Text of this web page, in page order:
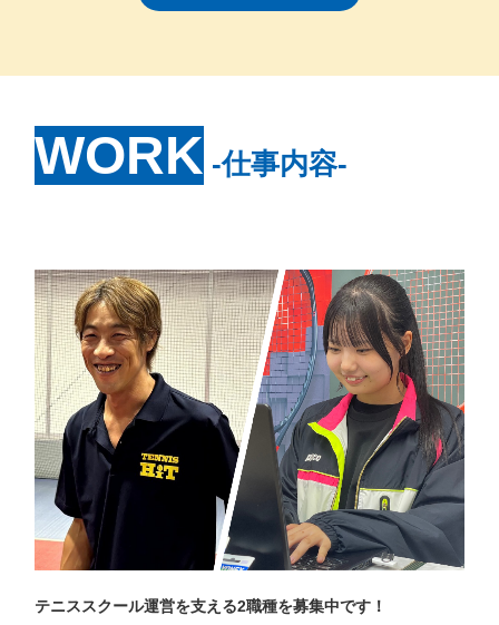
WORK ‐仕事内容‐
テニススクール運営を支える2職種を募集中です！